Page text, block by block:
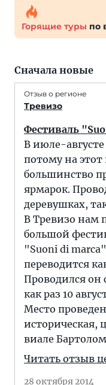
Горящие туры по
Сначала новые
Отзыв о регионе
Тревизо
Фестиваль
В июле-
потому на
большинство
ярмарок.
деревушках,
В Тревизо нам
большой
"Suoni di
переводится
Проводился он
как раз 10
Место
историческая,
виале
Читать отзыв
28 октября 2014